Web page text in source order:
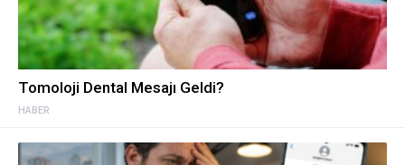
HABER
Tomoloji Dental Mesajı Geldi?